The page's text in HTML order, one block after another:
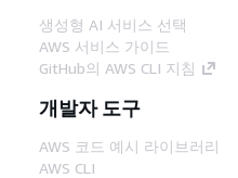
생성형 AI 서비스 선택
AWS 서비스 가이드
GitHub의 AWS CLI 지침
개발자 도구
AWS 코드 예시 라이브러리
AWS CLI